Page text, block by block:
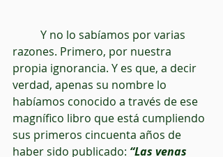
razones. Primero, por nuestra
propia ignorancia. Y es que, a decir
verdad, apenas su nombre lo
habíamos conocido a través de ese
magnífico libro que está cumpliendo
sus primeros cincuenta años de
haber sido publicado: “Las venas